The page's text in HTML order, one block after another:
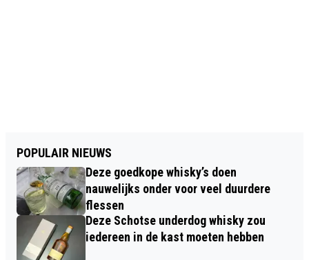
POPULAIR NIEUWS
Deze goedkope whisky’s doen
nauwelijks onder voor veel duurdere
flessen
Deze Schotse underdog whisky zou
iedereen in de kast moeten hebben